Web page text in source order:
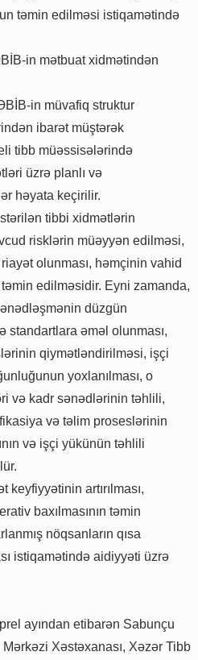
təmin edilməsi istiqamətində
in mətbuat xidmətindən
in müvafiq struktur
ibarət müştərək
tibb müəssisələrində
üzrə planlı və
həyata keçirilir.
tibbi xidmətlərin
risklərin müəyyən edilməsi,
olunması, həmçinin vahid
edilməsidir. Eyni zamanda,
düzgün
standartlara əməl olunması,
qiymətləndirilməsi, işçi
yoxlanılması, o
və kadr sənədlərinin təhlili,
və təlim proseslərinin
və işçi yükünün təhlili
artırılması,
baxılmasının təmin
nöqsanların qısa
istiqamətində aidiyyəti üzrə
ayından etibarən Sabunçu
Xəstəxanası, Xəzər Tibb